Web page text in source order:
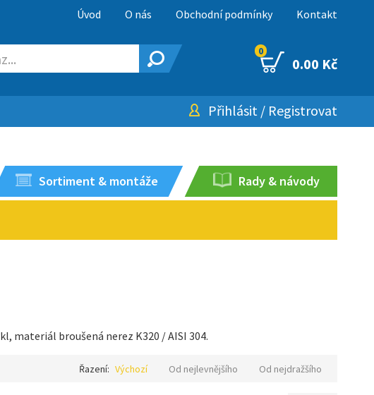
Úvod O nás Obchodní podmínky Kontakt
0
0.00 Kč
Přihlásit / Registrovat
Sortiment & montáže Rady & návody
materiál broušená nerez K320 / AISI 304.
Řazení: Výchozí Od nejlevnějšího Od nejdražšího